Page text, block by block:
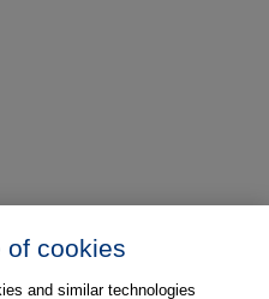
of cookies
and similar technologies